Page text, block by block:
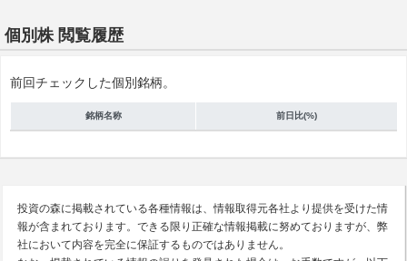
個別株 閲覧履歴
前回チェックした個別銘柄。
銘柄名称 前日比(%)
投資の森に掲載されている各種情報は、情報取得元各社より提供を受けた情
報が含まれております。できる限り正確な情報掲載に努めておりますが、弊
社において内容を完全に保証するものではありません。